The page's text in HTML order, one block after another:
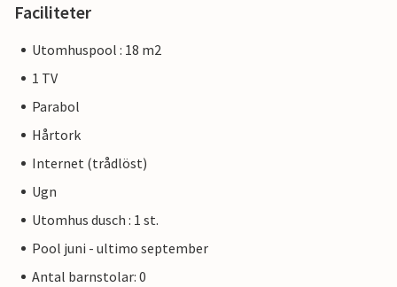
Faciliteter
Utomhuspool : 18 m2
1 TV
Parabol
Hårtork
Internet (trådlöst)
Ugn
Utomhus dusch : 1 st.
Pool juni - ultimo september
Antal barnstolar: 0